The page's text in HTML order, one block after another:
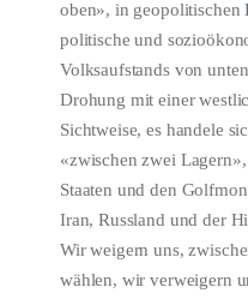
oben», in
politische und
Volksaufstands von
Drohung mit einer
Sichtweise, es handele
«zwischen zwei
Staaten und den
Iran, Russland und der
Wir weigern uns,
wählen, wir verweigern